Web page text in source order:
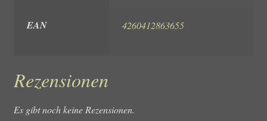
EAN 4260412863655
Rezensionen
Es gibt noch keine Rezensionen.